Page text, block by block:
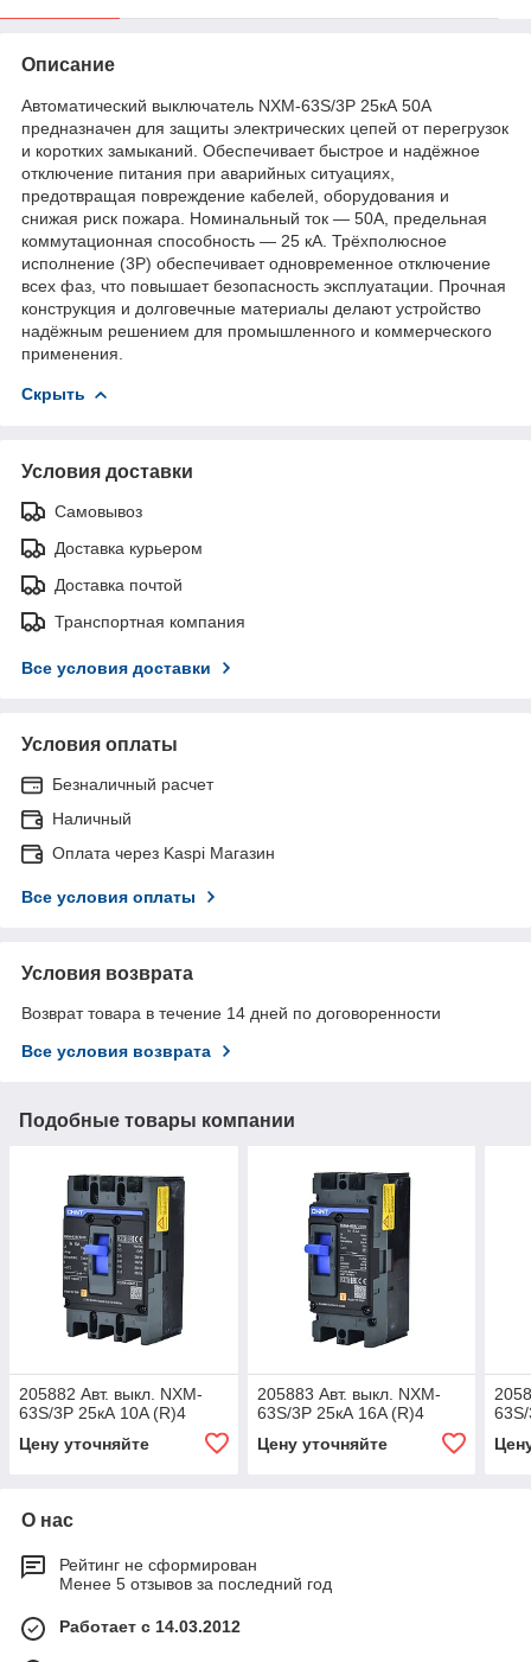
Описание
Автоматический выключатель NXM-63S/3P 25кА 50A
предназначен для защиты электрических цепей от перегрузок
и коротких замыканий. Обеспечивает быстрое и надёжное
отключение питания при аварийных ситуациях,
предотвращая повреждение кабелей, оборудования и
снижая риск пожара. Номинальный ток — 50А, предельная
коммутационная способность — 25 кА. Трёхполюсное
исполнение (3P) обеспечивает одновременное отключение
всех фаз, что повышает безопасность эксплуатации. Прочная
конструкция и долговечные материалы делают устройство
надёжным решением для промышленного и коммерческого
применения.
Скрыть
Условия доставки
Самовывоз
Доставка курьером
Доставка почтой
Транспортная компания
Все условия доставки
Условия оплаты
Безналичный расчет
Наличный
Оплата через Kaspi Магазин
Все условия оплаты
Условия возврата
Возврат товара в течение 14 дней по договоренности
Все условия возврата
Подобные товары компании
205882 Авт. выкл. NXM-
63S/3P 25кА 10A (R)4
Цену уточняйте
205883 Авт. выкл. NXM-
63S/3P 25кА 16A (R)4
Цену уточняйте
О нас
Рейтинг не сформирован
Менее 5 отзывов за последний год
Работает с 14.03.2012